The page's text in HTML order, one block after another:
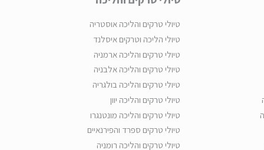
טיולי טרקים והליכה אוסטריה
טיולי הליכה וטרקים איסלנד
טיולי טרקים והליכה ארמניה
טיולי טרקים והליכה אלבניה
טיולי טרקים והליכה בולגריה
טיולי טרקים והליכה יוון
טיולי טרקים והליכה מונטנגרו
טיולי טרקים ספרד והפירנאיים
טיולי טרקים והליכה רומניה